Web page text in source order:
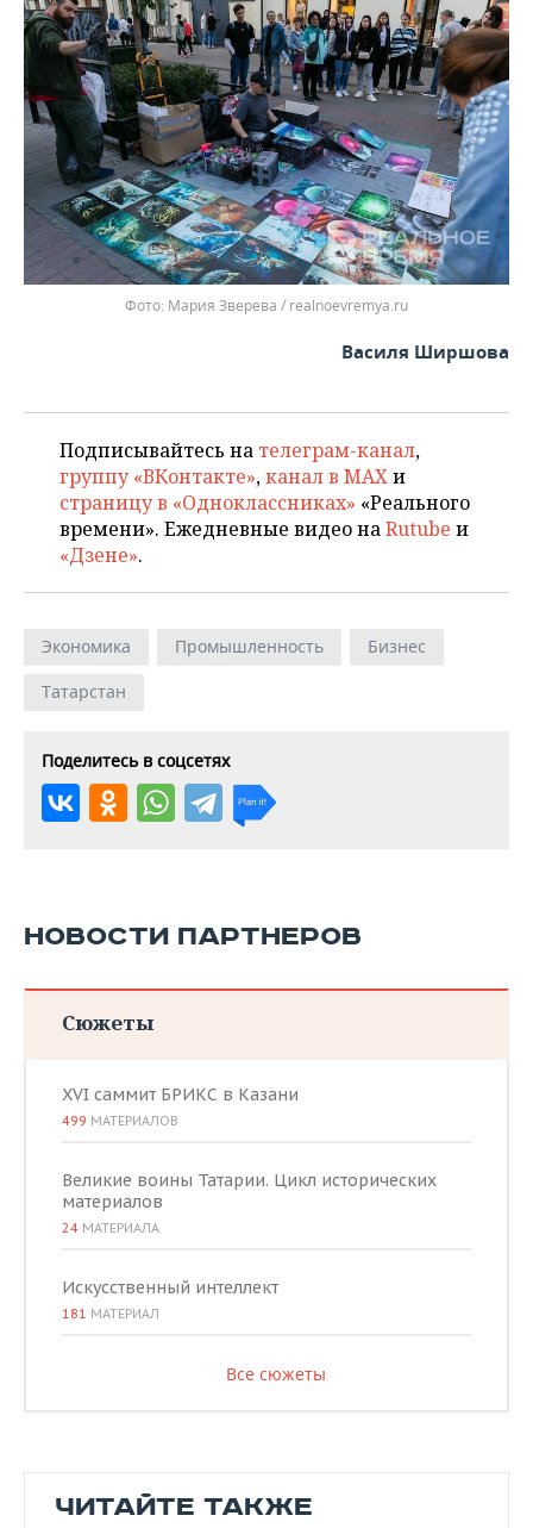
Мария Зверева / realnoevremya.ru
Василя Ширшова
Подписывайтесь на телеграм-канал,
группу «ВКонтакте»,канал в MAXи
страницу в «Одноклассниках» «Реального
времени». Ежедневные видео наRutube и
«Дзене».
Экономика Промышленность
Бизнес
Татарстан
Поделитесь в соцсетях
НОВОСТИ ПАРТНЕРОВ
Сюжеты
XVI саммит БРИКС в Казани
499 МАТЕРИАЛОВ
Великие воины Татарии. Цикл исторических
материалов
24 МАТЕРИАЛА
Искусственный интеллект
181 МАТЕРИАЛ
Все сюжеты
ЧИТАЙТЕ ТАКЖЕ